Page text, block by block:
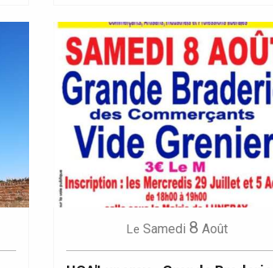
Le Samedi 8 Août